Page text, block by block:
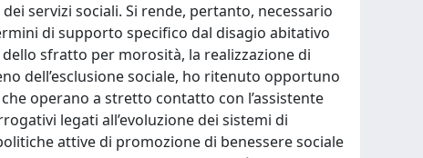
servizi sociali. Si rende, pertanto, necessario
di supporto specifico dal disagio abitativo
sfratto per morosità, la realizzazione di
dell’esclusione sociale, ho ritenuto opportuno
operano a stretto contatto con l’assistente
legati all’evoluzione dei sistemi di
attive di promozione di benessere sociale